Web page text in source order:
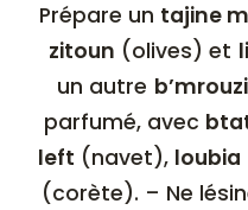
Prépare un tajine
zitoun (olives) et
un autre
parfumé, avec
left (navet), loubia
(corète). – Ne